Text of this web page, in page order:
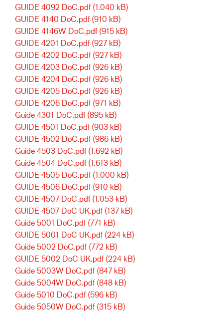
GUIDE 4092 DoC.pdf (1.040 kB)
GUIDE 4140 DoC.pdf (910 kB)
GUIDE 4146W DoC.pdf (915 kB)
GUIDE 4201 DoC.pdf (927 kB)
GUIDE 4202 DoC.pdf (927 kB)
GUIDE 4203 DoC.pdf (926 kB)
GUIDE 4204 DoC.pdf (926 kB)
GUIDE 4205 DoC.pdf (926 kB)
GUIDE 4206 DoC.pdf (971 kB)
Guide 4301 DoC.pdf (895 kB)
GUIDE 4501 DoC.pdf (903 kB)
GUIDE 4502 DoC.pdf (986 kB)
Guide 4503 DoC.pdf (1.692 kB)
Guide 4504 DoC.pdf (1.613 kB)
GUIDE 4505 DoC.pdf (1.000 kB)
GUIDE 4506 DoC.pdf (910 kB)
GUIDE 4507 DoC.pdf (1.053 kB)
GUIDE 4507 DoC UK.pdf (137 kB)
Guide 5001 DoC.pdf (771 kB)
GUIDE 5001 DoC UK.pdf (224 kB)
Guide 5002 DoC.pdf (772 kB)
GUIDE 5002 DoC UK.pdf (224 kB)
Guide 5003W DoC.pdf (847 kB)
Guide 5004W DoC.pdf (848 kB)
Guide 5010 DoC.pdf (596 kB)
Guide 5050W DoC.pdf (315 kB)